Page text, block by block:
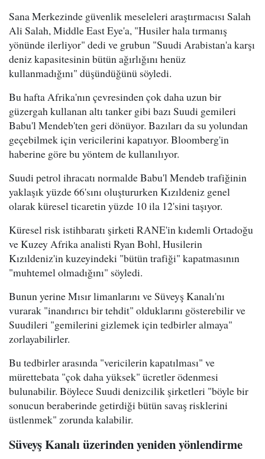
Sana Merkezinde güvenlik meseleleri araştırmacısı Salah
Ali Salah, Middle East Eye'a, "Husiler hala tırmanış
yönünde ilerliyor" dedi ve grubun "Suudi Arabistan'a karşı
deniz kapasitesinin bütün ağırlığını henüz
kullanmadığını" düşündüğünü söyledi.
Bu hafta Afrika'nın çevresinden çok daha uzun bir
güzergah kullanan altı tanker gibi bazı Suudi gemileri
Babu'l Mendeb'ten geri dönüyor. Bazıları da su yolundan
geçebilmek için vericilerini kapatıyor. Bloomberg'in
haberine göre bu yöntem de kullanılıyor.
Suudi petrol ihracatı normalde Babu'l Mendeb trafiğinin
yaklaşık yüzde 66'sını oluştururken Kızıldeniz genel
olarak küresel ticaretin yüzde 10 ila 12'sini taşıyor.
Küresel risk istihbaratı şirketi RANE'in kıdemli Ortadoğu
ve Kuzey Afrika analisti Ryan Bohl, Husilerin
Kızıldeniz'in kuzeyindeki "bütün trafiği" kapatmasının
"muhtemel olmadığını" söyledi.
Bunun yerine Mısır limanlarını ve Süveyş Kanalı'nı
vurarak "inandırıcı bir tehdit" olduklarını gösterebilir ve
Suudileri "gemilerini gizlemek için tedbirler almaya"
zorlayabilirler.
Bu tedbirler arasında "vericilerin kapatılması" ve
mürettebata "çok daha yüksek" ücretler ödenmesi
bulunabilir. Böylece Suudi denizcilik şirketleri "böyle bir
sonucun beraberinde getirdiği bütün savaş risklerini
üstlenmek" zorunda kalabilir.
Süveyş Kanalı üzerinden yeniden yönlendirme